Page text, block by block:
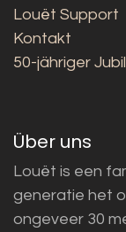
Louët Support
Kontakt
50-jähriger
Über uns
Louët is een
generatie het
ongeveer 30